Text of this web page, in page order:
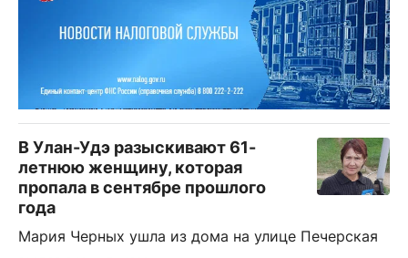
В Улан-Удэ разыскивают 61-
летнюю женщину, которая
пропала в сентябре прошлого
года
Мария Черных ушла из дома на улице Печерская